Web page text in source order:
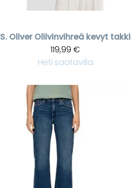
S. Oliver Oliivinvihreä kevyt takki
119,99 €
Heti saatavilla